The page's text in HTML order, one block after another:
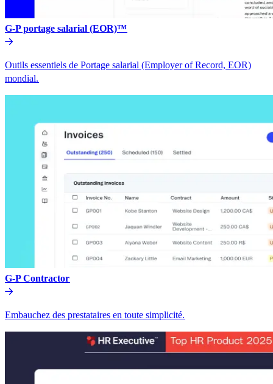
G-P portage salarial (EOR)™​​
Outils essentiels de Portage salarial (Employer of Record, EOR)
mondial.​​
G-P Contractor​​
Embauchez des prestataires en toute simplicité.​​